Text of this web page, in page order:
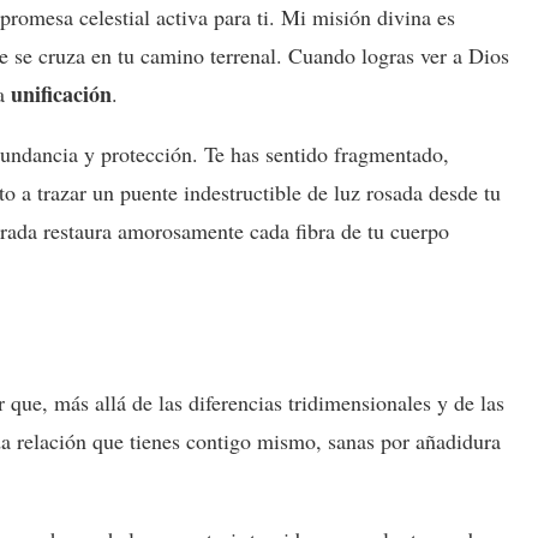
celestial activa para ti. Mi misión divina es
se cruza en tu camino terrenal. Cuando logras ver a Dios
unificación.
y protección. Te has sentido fragmentado,
trazar un puente indestructible de luz rosada desde tu
restaura amorosamente cada fibra de tu cuerpo
más allá de las diferencias tridimensionales y de las
que tienes contigo mismo, sanas por añadidura